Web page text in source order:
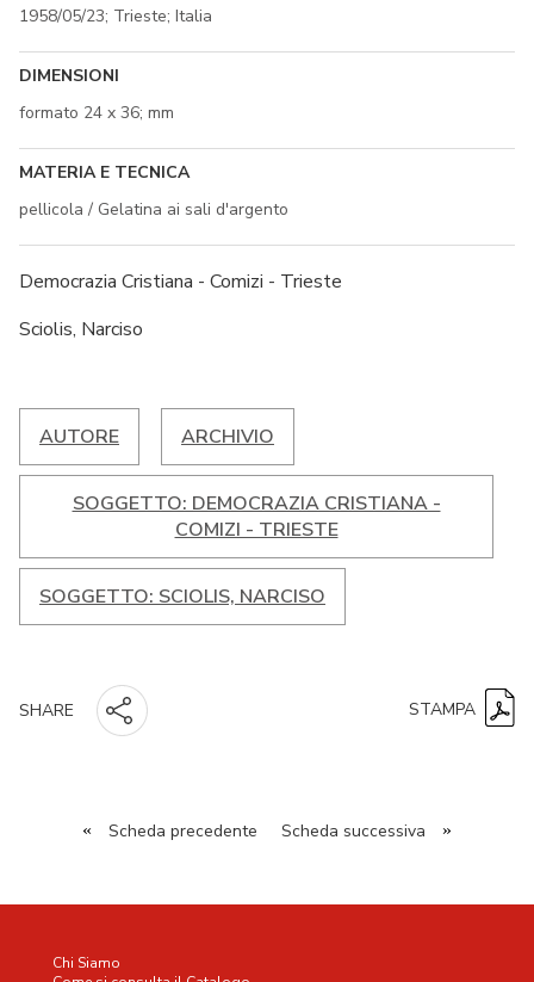
1958/05/23; Trieste; Italia
DIMENSIONI
formato 24 x 36; mm
MATERIA E TECNICA
pellicola / Gelatina ai sali d'argento
Democrazia Cristiana - Comizi - Trieste
Sciolis, Narciso
AUTORE ARCHIVIO
SOGGETTO: DEMOCRAZIA CRISTIANA -
COMIZI - TRIESTE
SOGGETTO: SCIOLIS, NARCISO
SHARE STAMPA
« Scheda precedente Scheda successiva »
Chi Siamo